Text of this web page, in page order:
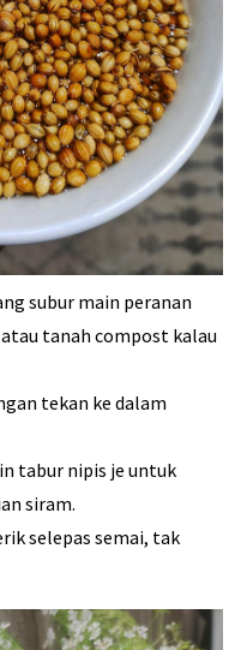
subur main peranan
tanah compost kalau
tekan ke dalam
tabur nipis je untuk
siram.
selepas semai, tak